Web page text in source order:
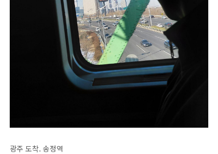
광주 도착. 송정역